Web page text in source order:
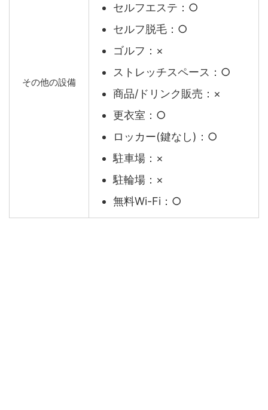
その他の設備
セルフエステ：○
セルフ脱毛：○
ゴルフ：×
ストレッチスペース：○
商品/ドリンク販売：×
更衣室：○
ロッカー(鍵なし)：○
駐車場：×
駐輪場：×
無料Wi-Fi：○